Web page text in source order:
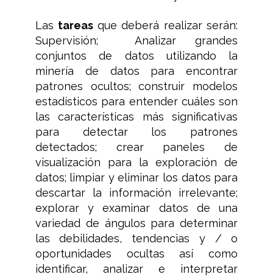
Las tareas que deberá realizar serán:
Supervisión; Analizar grandes
conjuntos de datos utilizando la
minería de datos para encontrar
patrones ocultos; construir modelos
estadísticos para entender cuáles son
las características más significativas
para detectar los patrones
detectados; crear paneles de
visualización para la exploración de
datos; limpiar y eliminar los datos para
descartar la información irrelevante;
explorar y examinar datos de una
variedad de ángulos para determinar
las debilidades, tendencias y / o
oportunidades ocultas así como
identificar, analizar e interpretar